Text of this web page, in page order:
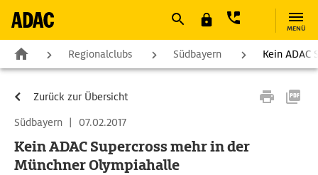
MENÜ
Regionalclubs Südbayern Kein ADAC
Zurück zur Übersicht
Südbayern | 07.02.2017
Kein ADAC Supercross mehr in der
Münchner Olympiahalle